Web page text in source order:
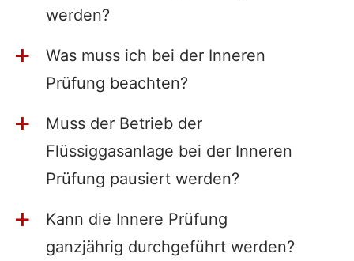
werden?
a
Was muss ich bei der Inneren
Prüfung beachten?
a
Muss der Betrieb der
Flüssiggasanlage bei der Inneren
Prüfung pausiert werden?
a
Kann die Innere Prüfung
ganzjährig durchgeführt werden?